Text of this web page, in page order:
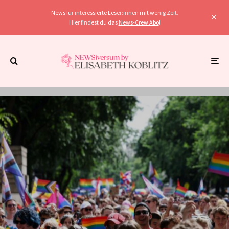
News für interessierte Leser:innen mit wenig Zeit.
Hier findest du das News-Crew Abo!